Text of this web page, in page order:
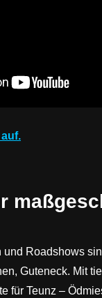
Roadshows
Guteneck. Mit
für Teunz –